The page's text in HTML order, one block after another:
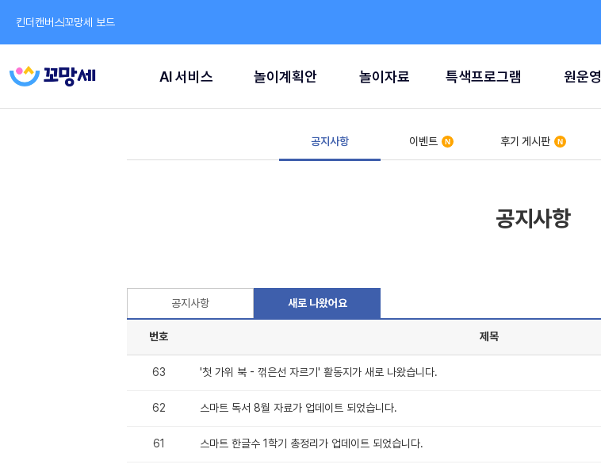
킨더캔버스꼬망세 보드
AI 서비스 놀이계획안 놀이자료 특색프로그램 원운영
공지사항 이벤트 후기 게시판
공지사항
공지사항 새로 나왔어요
번호 제목
63 '첫 가위 북 - 꺾은선 자르기' 활동지가 새로 나왔습니다.
62 스마트 독서 8월 자료가 업데이트 되었습니다.
61 스마트 한글수 1학기 총정리가 업데이트 되었습니다.